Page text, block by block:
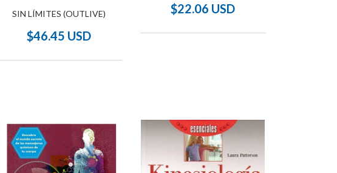
SIN LÍMITES (OUTLIVE)
$46.45 USD
$22.06 USD